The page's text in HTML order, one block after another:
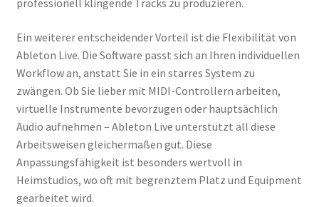
professionell klingende Tracks zu produzieren.
Ein weiterer entscheidender Vorteil ist die Flexibilität von
Ableton Live. Die Software passt sich an Ihren individuellen
Workflow an, anstatt Sie in ein starres System zu
zwängen. Ob Sie lieber mit MIDI-Controllern arbeiten,
virtuelle Instrumente bevorzugen oder hauptsächlich
Audio aufnehmen – Ableton Live unterstützt all diese
Arbeitsweisen gleichermaßen gut. Diese
Anpassungsfähigkeit ist besonders wertvoll in
Heimstudios, wo oft mit begrenztem Platz und Equipment
gearbeitet wird.